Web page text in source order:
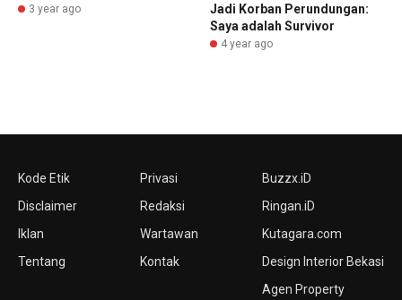
3 year ago
Jadi Korban Perundungan:
Saya adalah Survivor
4 year ago
Kode Etik
Disclaimer
Iklan
Tentang
Privasi
Redaksi
Wartawan
Kontak
Buzzx.iD
Ringan.iD
Kutagara.com
Design Interior Bekasi
Agen Property